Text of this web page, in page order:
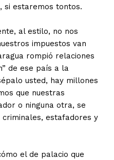
si estaremos tontos.
al estilo, no nos
impuestos van
rompió relaciones
de ese país a la
usted, hay millones
que nuestras
o ninguna otra, se
estafadores y
el de palacio que